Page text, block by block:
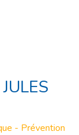
- Prévention